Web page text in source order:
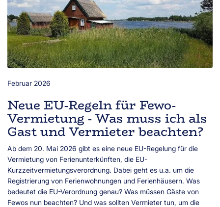
Februar 2026
Neue EU-Regeln für Fewo-
Vermietung - Was muss ich als
Gast und Vermieter beachten?
Ab dem 20. Mai 2026 gibt es eine neue EU-Regelung für die
Vermietung von Ferienunterkünften, die EU-
Kurzzeitvermietungsverordnung. Dabei geht es u.a. um die
Registrierung von Ferienwohnungen und Ferienhäusern. Was
bedeutet die EU-Verordnung genau? Was müssen Gäste von
Fewos nun beachten? Und was sollten Vermieter tun, um die